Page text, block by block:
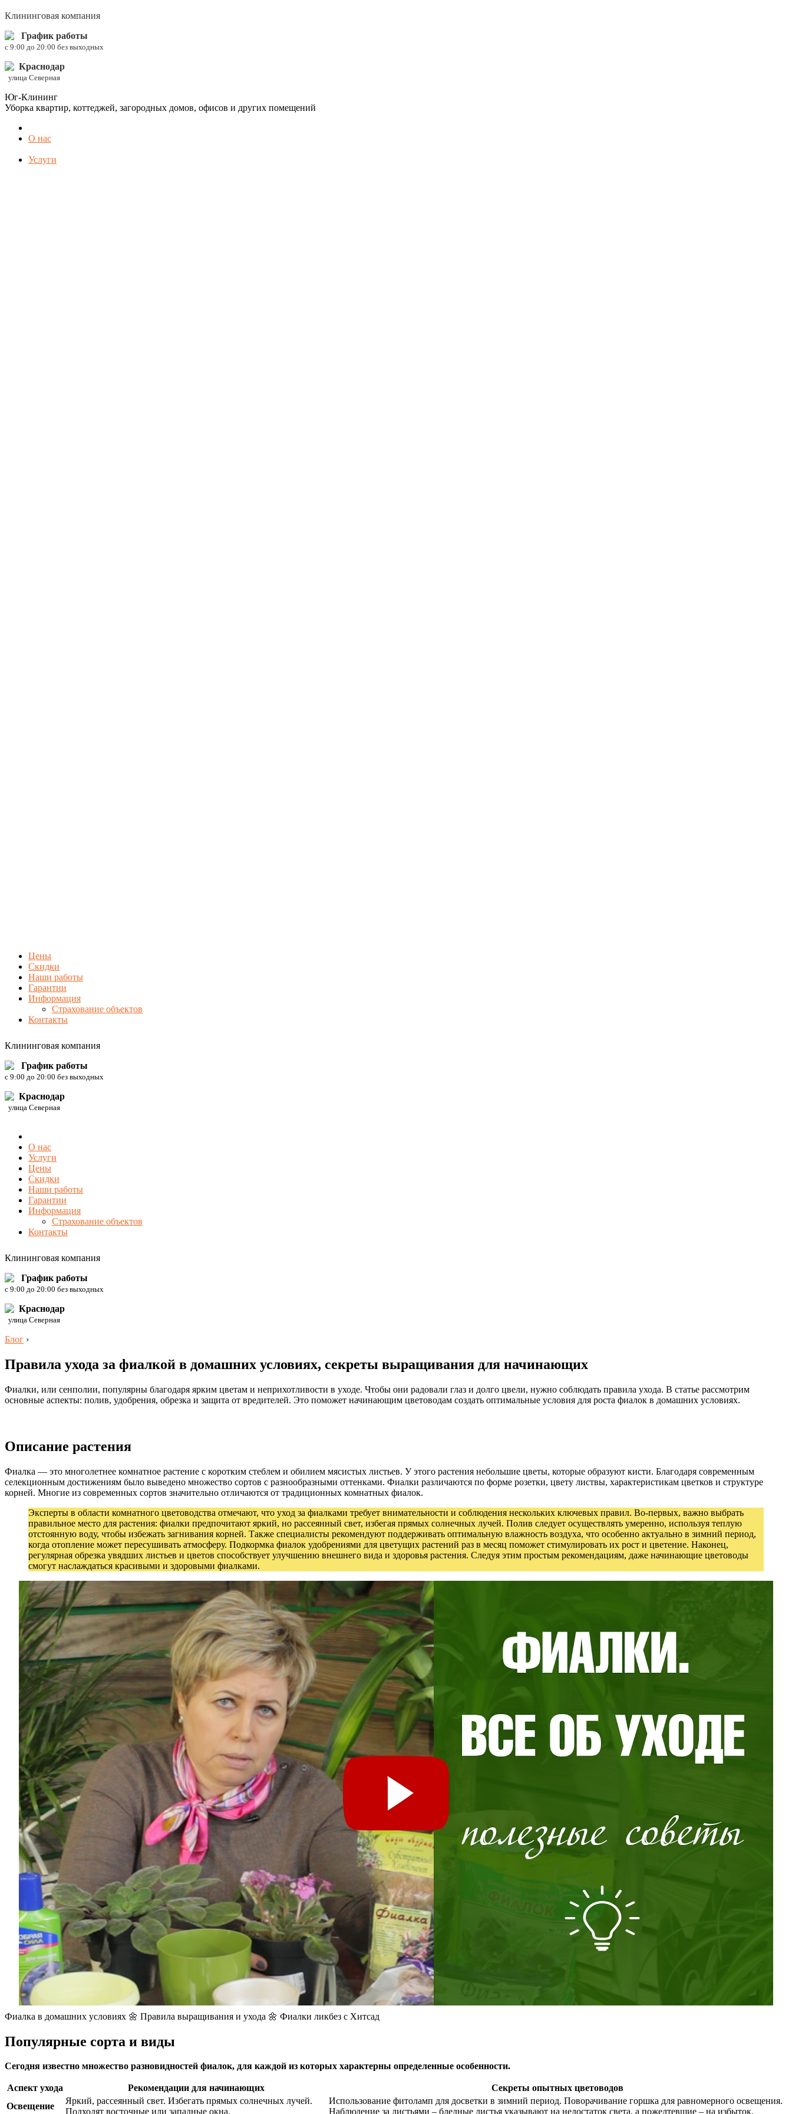
Клининговая компания
График работы
c 9:00 до 20:00 без выходных
Краснодар
улица Северная
Юг-Клининг
Уборка квартир, коттеджей, загородных домов, офисов и других помещений
О нас
Услуги
Цены
Скидки
Наши работы
Гарантии
Информация
Страхование объектов
Контакты
Клининговая компания
График работы
c 9:00 до 20:00 без выходных
Краснодар
улица Северная
О нас
Услуги
Цены
Скидки
Наши работы
Гарантии
Информация
Страхование объектов
Контакты
Клининговая компания
График работы
c 9:00 до 20:00 без выходных
Краснодар
улица Северная
Блог ›
Правила ухода за фиалкой в домашних условиях, секреты выращивания для начинающих
Фиалки, или сенполии, популярны благодаря ярким цветам и неприхотливости в уходе. Чтобы они радовали глаз и долго цвели, нужно соблюдать правила ухода. В статье рассмотрим
основные аспекты: полив, удобрения, обрезка и защита от вредителей. Это поможет начинающим цветоводам создать оптимальные условия для роста фиалок в домашних условиях.
Описание растения
Фиалка — это многолетнее комнатное растение с коротким стеблем и обилием мясистых листьев. У этого растения небольшие цветы, которые образуют кисти. Благодаря современным
селекционным достижениям было выведено множество сортов с разнообразными оттенками. Фиалки различаются по форме розетки, цвету листвы, характеристикам цветков и структуре
корней. Многие из современных сортов значительно отличаются от традиционных комнатных фиалок.
Эксперты в области комнатного цветоводства отмечают, что уход за фиалками требует внимательности и соблюдения нескольких ключевых правил. Во-первых, важно выбрать
правильное место для растения: фиалки предпочитают яркий, но рассеянный свет, избегая прямых солнечных лучей. Полив следует осуществлять умеренно, используя теплую
отстоянную воду, чтобы избежать загнивания корней. Также специалисты рекомендуют поддерживать оптимальную влажность воздуха, что особенно актуально в зимний период,
когда отопление может пересушивать атмосферу. Подкормка фиалок удобрениями для цветущих растений раз в месяц поможет стимулировать их рост и цветение. Наконец,
регулярная обрезка увядших листьев и цветов способствует улучшению внешнего вида и здоровья растения. Следуя этим простым рекомендациям, даже начинающие цветоводы
смогут наслаждаться красивыми и здоровыми фиалками.
Фиалка в домашних условиях 🌼 Правила выращивания и ухода 🌼 Фиалки ликбез с Хитсад
Популярные сорта и виды
Сегодня известно множество разновидностей фиалок, для каждой из которых характерны определенные особенности.
Аспект ухода Рекомендации для начинающих
Секреты опытных цветоводов
Освещение
Яркий, рассеянный свет. Избегать прямых солнечных лучей.
Подходят восточные или западные окна.
Использование фитоламп для досветки в зимний период. Поворачивание горшка для равномерного освещения.
Наблюдение за листьями – бледные листья указывают на недостаток света, а пожелтевшие – на избыток.